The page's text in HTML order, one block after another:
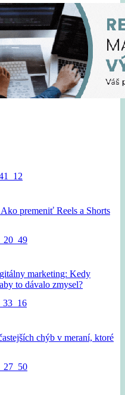
premeniť Reels a Shorts
marketing: Kedy
to dávalo zmysel?
chýb v meraní, ktoré